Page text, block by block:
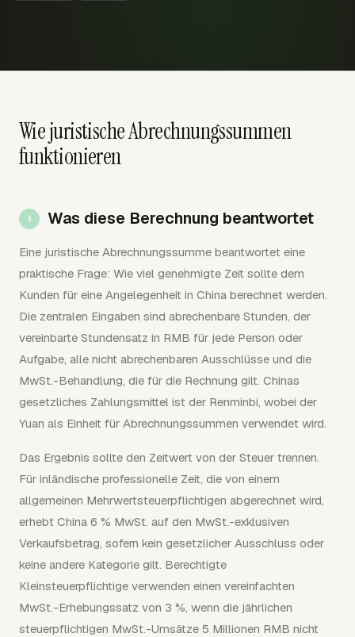
Wie juristische Abrechnungssummen
funktionieren
Was diese Berechnung beantwortet
Eine juristische Abrechnungssumme beantwortet eine
praktische Frage: Wie viel genehmigte Zeit sollte dem
Kunden für eine Angelegenheit in China berechnet werden.
Die zentralen Eingaben sind abrechenbare Stunden, der
vereinbarte Stundensatz in RMB für jede Person oder
Aufgabe, alle nicht abrechenbaren Ausschlüsse und die
MwSt.-Behandlung, die für die Rechnung gilt. Chinas
gesetzliches Zahlungsmittel ist der Renminbi, wobei der
Yuan als Einheit für Abrechnungssummen verwendet wird.
Das Ergebnis sollte den Zeitwert von der Steuer trennen.
Für inländische professionelle Zeit, die von einem
allgemeinen Mehrwertsteuerpflichtigen abgerechnet wird,
erhebt China 6 % MwSt. auf den MwSt.-exklusiven
Verkaufsbetrag, sofern kein gesetzlicher Ausschluss oder
keine andere Kategorie gilt. Berechtigte
Kleinsteuerpflichtige verwenden einen vereinfachten
MwSt.-Erhebungssatz von 3 %, wenn die jährlichen
steuerpflichtigen MwSt.-Umsätze 5 Millionen RMB nicht